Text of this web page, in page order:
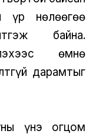
үр нөлөөгөө
байна.
өмнө
дарамтыг
үнэ огцом